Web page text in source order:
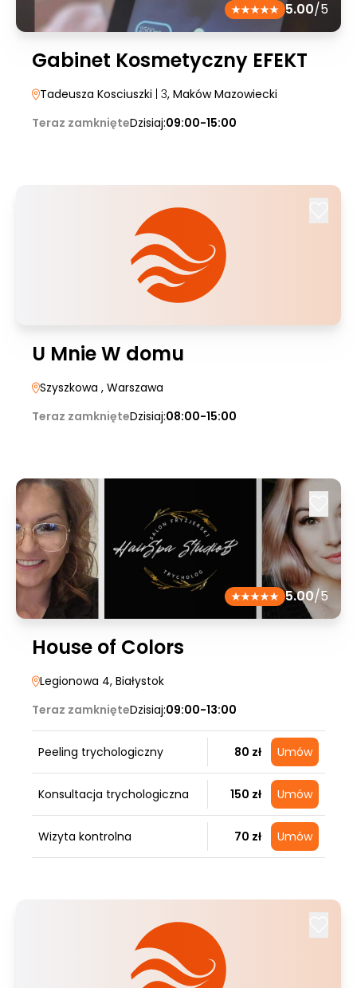
5.00/5
Gabinet Kosmetyczny EFEKT
Tadeusza Kosciuszki | 3, Maków Mazowiecki
Teraz zamknięteDzisiaj:09:00-15:00
U Mnie W domu
Szyszkowa , Warszawa
Teraz zamknięteDzisiaj:08:00-15:00
5.00/5
House of Colors
Legionowa 4, Białystok
Teraz zamknięteDzisiaj:09:00-13:00
Peeling trychologiczny 80 zł Umów
Konsultacja trychologiczna 150 zł Umów
Wizyta kontrolna 70 zł Umów